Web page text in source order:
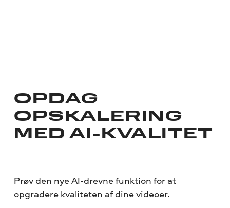
OPDAG
OPSKALERING
MED AI-KVALITET
Prøv den nye AI-drevne funktion for at
opgradere kvaliteten af dine videoer.